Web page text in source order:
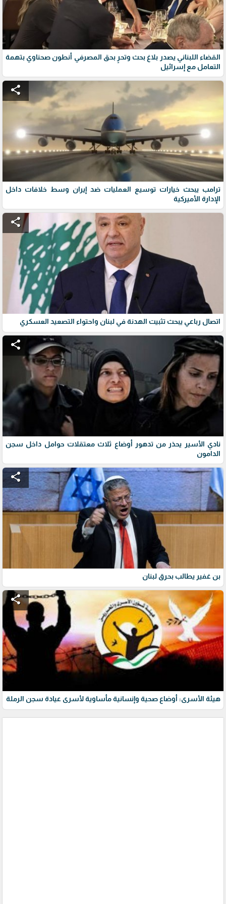
القضاء اللبناني يصدر بلاغ بحث وتحرٍ بحق المصرفي أنطون صحناوي بتهمة
التعامل مع إسرائيل
share
ترامب يبحث خيارات توسيع العمليات ضد إيران وسط خلافات داخل
الإدارة الأميركية
share
اتصال رباعي يبحث تثبيت الهدنة في لبنان واحتواء التصعيد العسكري
share
نادي الأسير يحذر من تدهور أوضاع ثلاث معتقلات حوامل داخل سجن
الدامون
share
بن غفير يطالب بحرق لبنان
share
هيئة الأسرى: أوضاع صحية وإنسانية مأساوية لأسرى عيادة سجن الرملة